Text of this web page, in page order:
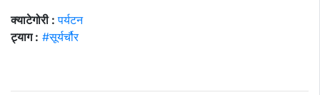
क्याटेगोरी :पर्यटन
ट्याग : #सूर्यर्चौर